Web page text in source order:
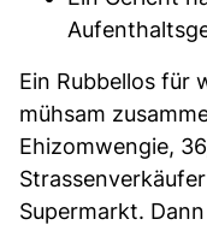
Ein Rubbellos für
mühsam
Ehizomwengie,
Supermarkt.